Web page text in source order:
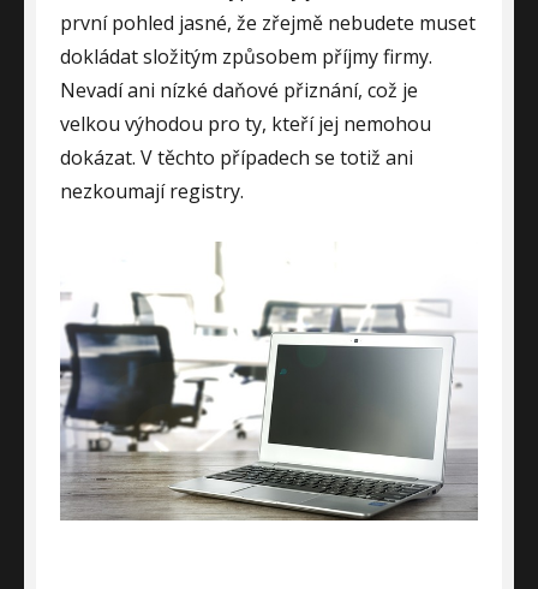
první pohled jasné, že zřejmě nebudete muset
dokládat složitým způsobem příjmy firmy.
Nevadí ani nízké daňové přiznání, což je
velkou výhodou pro ty, kteří jej nemohou
dokázat. V těchto případech se totiž ani
nezkoumají registry.